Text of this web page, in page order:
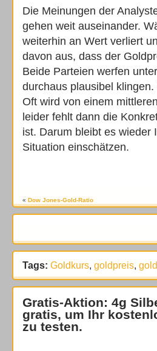
Die Meinungen der
gehen weit auseinander.
weiterhin an Wert verliert
davon aus, dass der
Beide Parteien werfen
durchaus plausibel
Oft wird von einem
leider fehlt dann die
ist. Darum bleibt es wieder
Situation einschätzen.
« Dow Jones-Gold-Ratio
Tags: Goldkurs, goldpreis,
Gratis-Aktion: 4g
gratis, um Ihr
zu testen.